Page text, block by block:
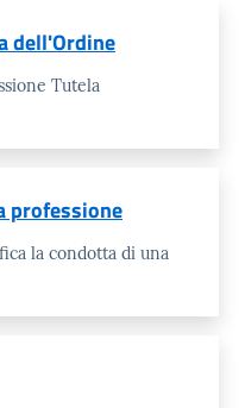
dell'Ordine
Tutela
professione
la condotta di una